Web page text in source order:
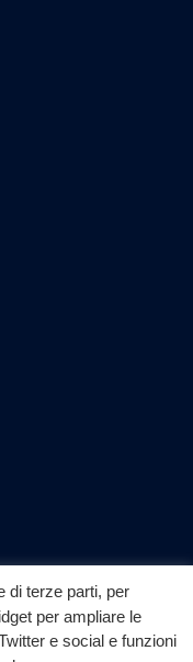
▶
di terze parti, per
per ampliare le
e social e funzioni